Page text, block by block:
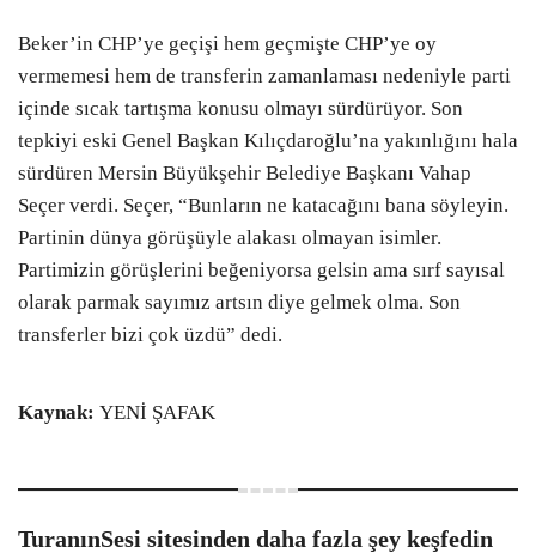
Beker’in CHP’ye geçişi hem geçmişte CHP’ye oy
vermemesi hem de transferin zamanlaması nedeniyle parti
içinde sıcak tartışma konusu olmayı sürdürüyor. Son
tepkiyi eski Genel Başkan Kılıçdaroğlu’na yakınlığını hala
sürdüren Mersin Büyükşehir Belediye Başkanı Vahap
Seçer verdi. Seçer, “Bunların ne katacağını bana söyleyin.
Partinin dünya görüşüyle alakası olmayan isimler.
Partimizin görüşlerini beğeniyorsa gelsin ama sırf sayısal
olarak parmak sayımız artsın diye gelmek olma. Son
transferler bizi çok üzdü” dedi.
Kaynak: YENİ ŞAFAK
TuranınSesi sitesinden daha fazla şey keşfedin